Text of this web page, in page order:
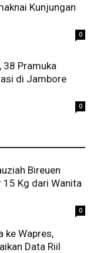
Kunjungan
0
38 Pramuka
di Jambore
0
Bireuen
Kg dari Wanita
0
ke Wapres,
Data Riil